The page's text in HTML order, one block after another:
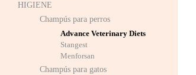
HIGIENE
Champús para perros
Advance Veterinary Diets
Stangest
Menforsan
Champús para gatos